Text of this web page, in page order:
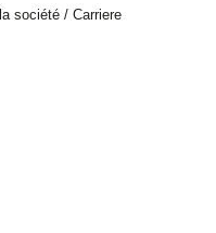
société/ Carriere